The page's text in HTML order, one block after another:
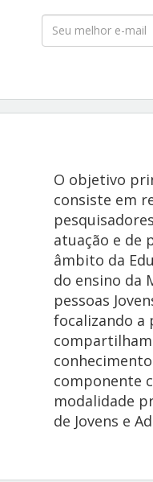
O objetivo
consiste em
atuação e de
âmbito da
do ensino da
pessoas
focalizando a
componente
modalidade
de Jovens e